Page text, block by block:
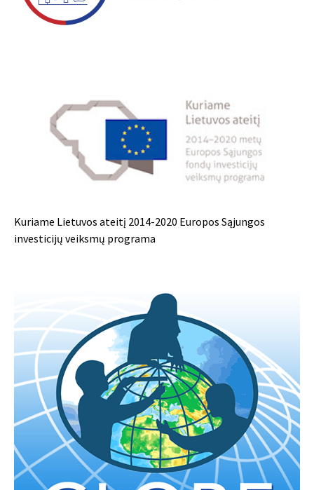
Kuriame Lietuvos ateitį 2014-2020 Europos Sąjungos
investicijų veiksmų programa